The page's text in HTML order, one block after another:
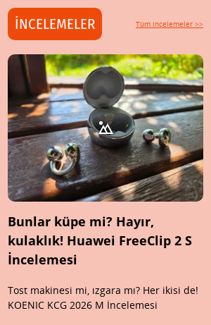
İNCELEMELER Tüm incelemeler >>
Bunlar küpe mi? Hayır,
kulaklık! Huawei FreeClip 2 S
İncelemesi
Tost makinesi mi, ızgara mı? Her ikisi de!
KOENIC KCG 2026 M İncelemesi